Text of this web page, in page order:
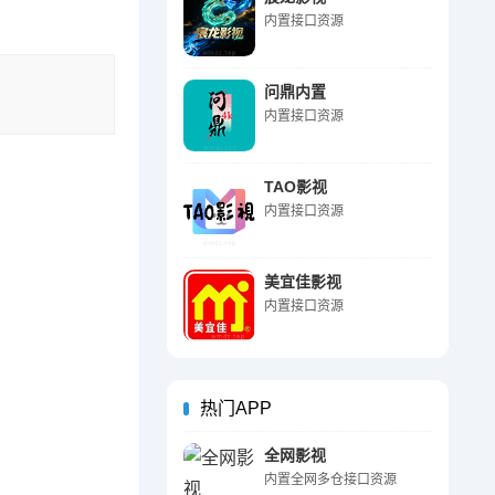
内置接口资源
问鼎内置
内置接口资源
TAO影视
内置接口资源
美宜佳影视
内置接口资源
热门APP
全网影视
内置全网多仓接口资源